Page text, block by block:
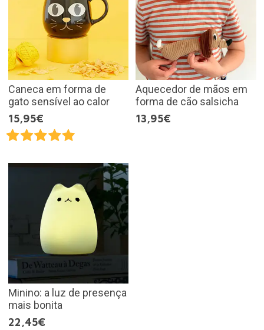
Caneca em forma de
gato sensível ao calor
15,95€
Aquecedor de mãos em
forma de cão salsicha
13,95€
Minino: a luz de presença
mais bonita
22,45€